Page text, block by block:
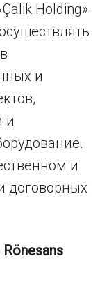
Holding»
и
и
и
договорных